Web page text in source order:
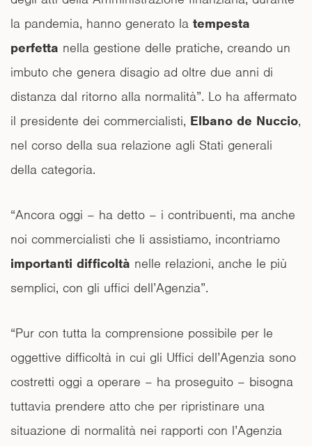
la pandemia, hanno generato la tempesta
perfetta nella gestione delle pratiche, creando un
imbuto che genera disagio ad oltre due anni di
distanza dal ritorno alla normalità”. Lo ha affermato
il presidente dei commercialisti, Elbano de Nuccio,
nel corso della sua relazione agli Stati generali
della categoria.
“Ancora oggi – ha detto – i contribuenti, ma anche
noi commercialisti che li assistiamo, incontriamo
importanti difficoltà nelle relazioni, anche le più
semplici, con gli uffici dell’Agenzia”.
“Pur con tutta la comprensione possibile per le
oggettive difficoltà in cui gli Uffici dell’Agenzia sono
costretti oggi a operare – ha proseguito – bisogna
tuttavia prendere atto che per ripristinare una
situazione di normalità nei rapporti con l’Agenzia